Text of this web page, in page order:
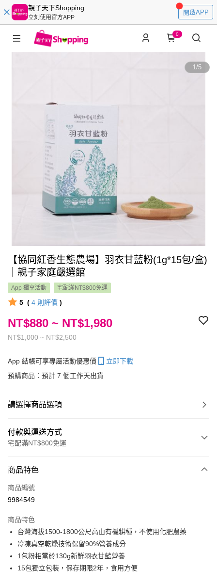
親子天下Shopping
立刻使用官方APP
開啟APP
0
1/5
【協同紅香生態農場】羽衣甘藍粉(1g*15包/盒)
｜親子家庭嚴選館
App 獨享活動 宅配滿NT$800免運
5 ( 4 則評價 )
NT$1,000 ~ NT$2,500
NT$880 ~ NT$1,980
App 結帳可享專屬活動優惠價
立即下載
預購商品：預計 7 個工作天出貨
請選擇商品選項
付款與運送方式
宅配滿NT$800免運
信用卡一次付款
LINE Pay
大哥付你分期
相關說明
【大哥付你分期使用說明】
1.本服務由台灣大哥大提供，台灣大哥大用戶可立即使用無須另外申請。
2.付款方式選擇「大哥付你分期」，訂單成立後會自動跳轉到大哥付的交易
AFTEE先享後付
相關說明
商品特色
商品編號
9984549
商品特色
台灣海拔1500-1800公尺高山有機耕種，不使用化肥農藥
冷凍真空乾燥技術保留90%營養成分
1包粉相當於130g新鮮羽衣甘藍營養
15包獨立包裝，保存期限2年，食用方便